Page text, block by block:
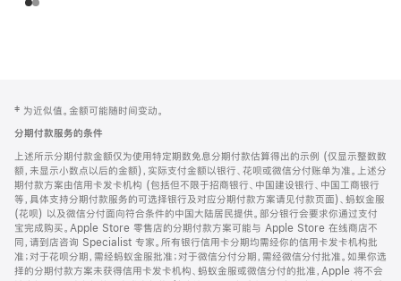
页
页
脚
注
‡ 为近似值。金额可能随时间变动。
分期付款服务的条件
上述所示分期付款金额仅为使用特定期数免息分期付款估算得出的示例 (仅显示整数数
额，未显示小数点以后的金额)，实际支付金额以银行、花呗或微信分付账单为准。上述分
期付款方案由信用卡发卡机构 (包括但不限于招商银行、中国建设银行、中国工商银行
等，具体支持分期付款服务的可选择银行及对应分期付款方案请见付款页面)、蚂蚁金服
(花呗) 以及微信分付面向符合条件的中国大陆居民提供。部分银行会要求你通过支付
宝完成购买。Apple Store 零售店的分期付款方案可能与 Apple Store 在线商店不
同，请到店咨询 Specialist 专家。所有银行信用卡分期均需经你的信用卡发卡机构批
准；对于花呗分期，需经蚂蚁金服批准；对于微信分付分期，需经微信分付批准。如果你选
择的分期付款方案未获得信用卡发卡机构、蚂蚁金服或微信分付的批准，Apple 将不会